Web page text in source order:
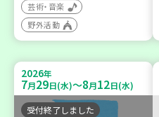
芸術・音楽
野外活動
2026年
7月29日(水)～8月12日(水)
受付終了しました